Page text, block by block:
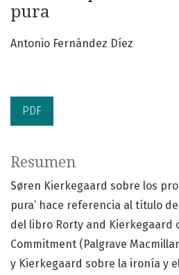
pura
Antonio Fernández Díez
PDF
Resumen
Søren Kierkegaard sobre los
pura’ hace referencia al título
del libro Rorty and Kierkegaard
Commitment (Palgrave
y Kierkegaard sobre la ironía y